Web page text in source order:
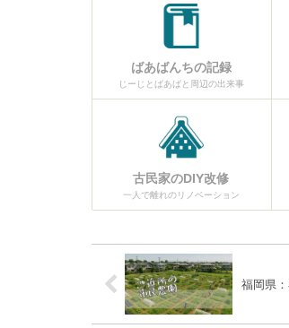
ばあばんちの記録
じーじとばあばと周辺の出来事
古民家のDIY改修
一人で離れのリノベーション
福岡県